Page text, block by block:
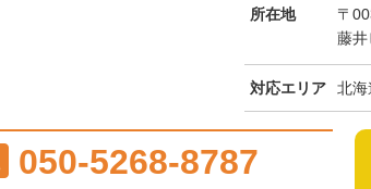
所在地
〒
藤
対応エリア 北海
050-5268-8787